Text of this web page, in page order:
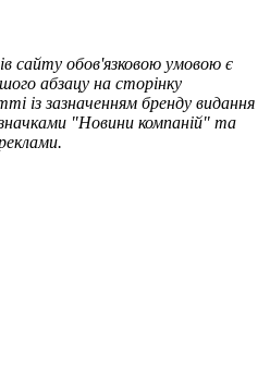
сайту обов'язковою умовою є
абзацу на сторінку
із зазначенням бренду видання
"Новини компаній" та